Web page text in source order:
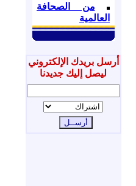
من الصحافة
العالمية
أرسل بريدك الإلكتروني
ليصل إليك جديدنا